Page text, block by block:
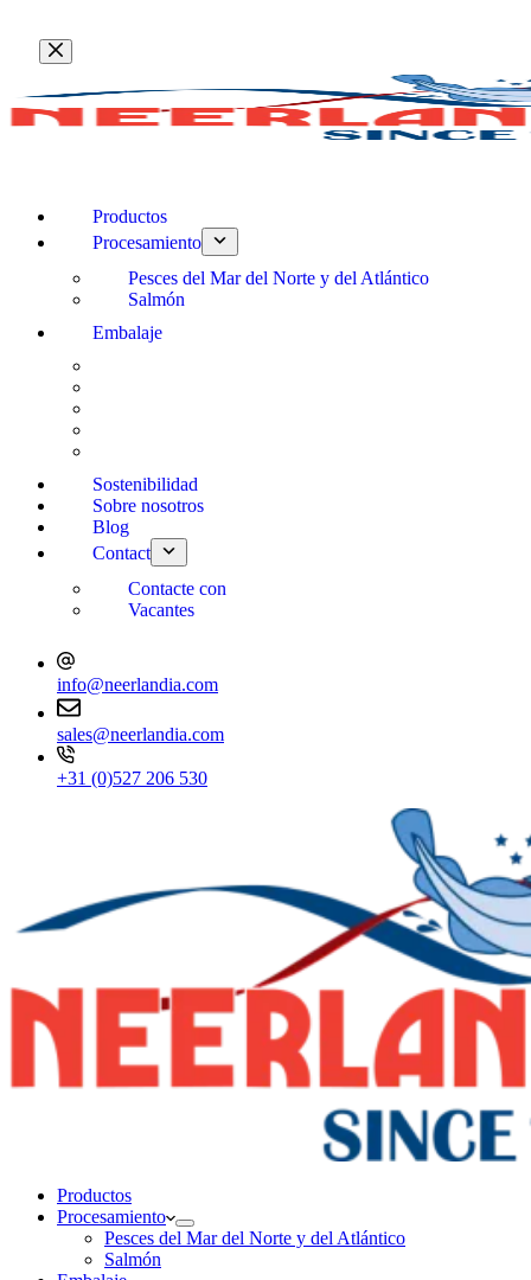
contenido
Productos
Procesamiento
Pesces del Mar del Norte y del Atlántico
Salmón
Embalaje
Sostenibilidad
Sobre nosotros
Blog
Contact
Contacte con
Vacantes
info@neerlandia.com
sales@neerlandia.com
+31 (0)527 206 530
Productos
Procesamiento
Pesces del Mar del Norte y del Atlántico
Salmón